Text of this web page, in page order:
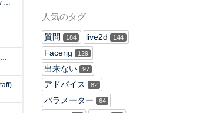
人気のタグ
質問 184 live2d 144
Facerig 129
出来ない 97
アドバイス 82
パラメーター 64